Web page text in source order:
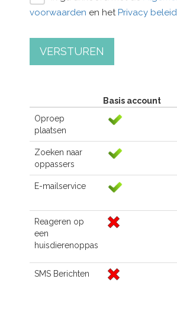
voorwaarden en het Privacy beleid
VERSTUREN
Basis account
Oproep
plaatsen
Zoeken naar
oppassers
E-mailservice
Reageren op
een
huisdierenoppas
SMS Berichten